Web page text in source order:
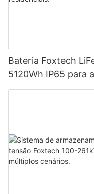
Bateria Foxtech
5120Wh IP65 para
em sistemas